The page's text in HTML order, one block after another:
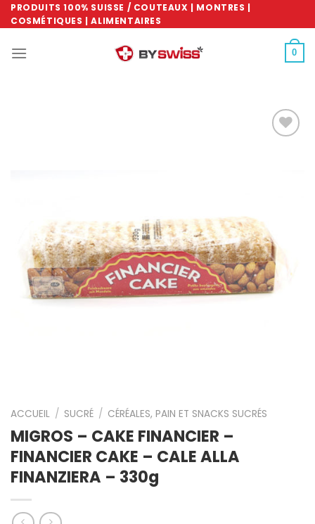
Skip
to
PRODUITS 100% SUISSE / COUTEAUX | MONTRES |
COSMÉTIQUES | ALIMENTAIRES
0
ACCUEIL / SUCRÉ / CÉRÉALES, PAIN ET SNACKS SUCRÉS
MIGROS – CAKE FINANCIER –
FINANCIER CAKE – CALE ALLA
FINANZIERA – 330g